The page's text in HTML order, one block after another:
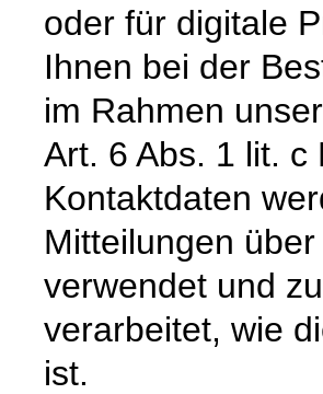
oder für digitale
Ihnen bei der
im Rahmen
Art. 6 Abs. 1 lit.
Kontaktdaten
Mitteilungen
verwendet und
verarbeitet, wie
ist.